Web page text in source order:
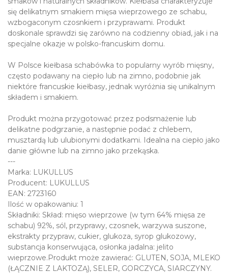
się delikatnym smakiem mięsa wieprzowego ze schabu,
wzbogaconym czosnkiem i przyprawami. Produkt
doskonale sprawdzi się zarówno na codzienny obiad, jak i na
specjalne okazje w polsko-francuskim domu.
W Polsce kiełbasa schabówka to popularny wyrób mięsny,
często podawany na ciepło lub na zimno, podobnie jak
niektóre francuskie kiełbasy, jednak wyróżnia się unikalnym
składem i smakiem.
Produkt można przygotować przez podsmażenie lub
delikatne podgrzanie, a następnie podać z chlebem,
musztardą lub ulubionymi dodatkami. Idealna na ciepło jako
danie główne lub na zimno jako przekąska.
---
Marka: LUKULLUS
Producent: LUKULLUS
EAN: 2723160
Ilość w opakowaniu: 1
Składniki: Skład: mięso wieprzowe (w tym 64% mięsa ze
schabu) 92%, sól, przyprawy, czosnek, warzywa suszone,
ekstrakty przypraw, cukier, glukoza, syrop glukozowy,
substancja konserwująca, osłonka jadalna: jelito
wieprzowe.Produkt może zawierać: GLUTEN, SOJA, MLEKO
(ŁĄCZNIE Z LAKTOZĄ), SELER, GORCZYCA, SIARCZYNY.